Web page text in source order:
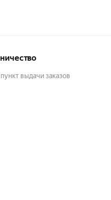
выдачи заказов